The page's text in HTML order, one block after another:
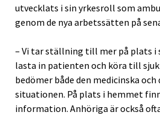
utvecklats i sin yrkesroll som
genom de nya arbetssätten på
– Vi tar ställning till mer på plats
lasta in patienten och köra till
bedömer både den medicinska och
situationen. På plats i hemmet
information. Anhöriga är också